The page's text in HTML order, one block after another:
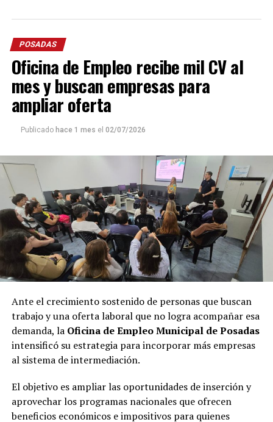
POSADAS
Oficina de Empleo recibe mil CV al
mes y buscan empresas para
ampliar oferta
Publicado hace 1 mes el 02/07/2026
Ante el crecimiento sostenido de personas que buscan
trabajo y una oferta laboral que no logra acompañar esa
demanda, la Oficina de Empleo Municipal de Posadas
intensificó su estrategia para incorporar más empresas
al sistema de intermediación.
El objetivo es ampliar las oportunidades de inserción y
aprovechar los programas nacionales que ofrecen
beneficios económicos e impositivos para quienes